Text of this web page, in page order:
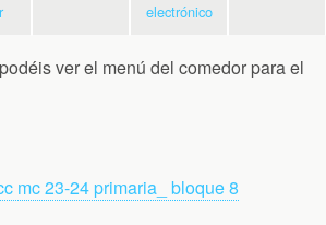
electrónico
ver el menú del comedor para el
mc 23-24 primaria_ bloque 8